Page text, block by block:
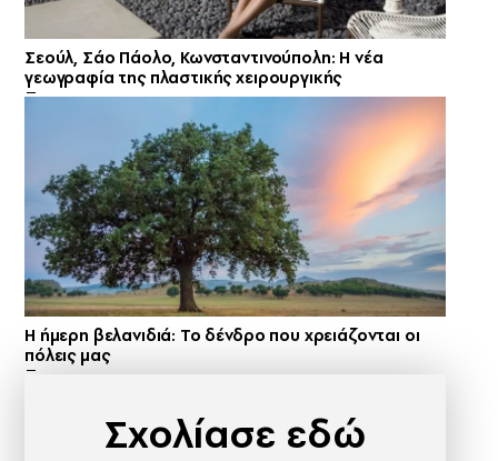
Σεούλ, Σάο Πάολο, Κωνσταντινούπολη: Η νέα
γεωγραφία της πλαστικής χειρουργικής
Η ήμερη βελανιδιά: Το δένδρο που χρειάζονται οι
πόλεις μας
Σχολίασε εδώ